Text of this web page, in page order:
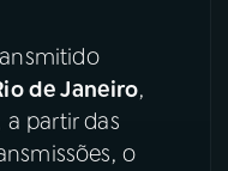
de Janeiro,
partir das
o